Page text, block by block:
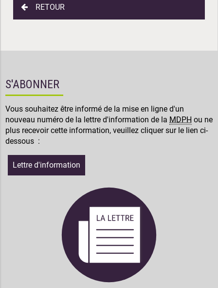
RETOUR
S'ABONNER
Vous souhaitez être informé de la mise en ligne d'un
nouveau numéro de la lettre d'information de la MDPH ou ne
plus recevoir cette information, veuillez cliquer sur le lien ci-
dessous :
Lettre d'information